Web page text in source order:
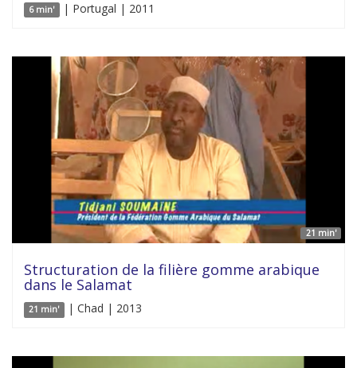
6 min' | Portugal | 2011
21 min'
Structuration de la filière gomme arabique
dans le Salamat
21 min' | Chad | 2013